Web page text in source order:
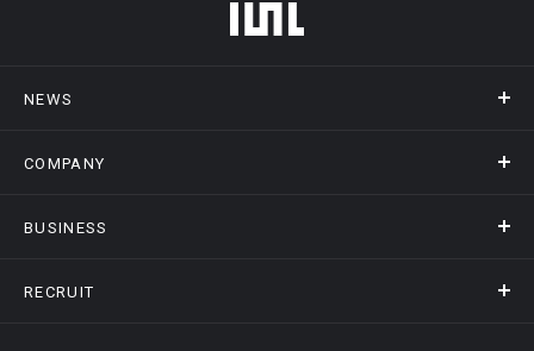
フッターメニュー
NEWS
ニュース
COMPANY
会社概要
BUSINESS
事業情報トップ
RECRUIT